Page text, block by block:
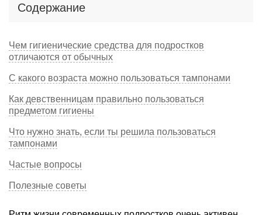
Содержание
Чем гигиенические средства для подростков
отличаются от обычных
С какого возраста можно пользоваться тампонами
Как девственницам правильно пользоваться
предметом гигиены
Что нужно знать, если ты решила пользоваться
тампонами
Частые вопросы
Полезные советы